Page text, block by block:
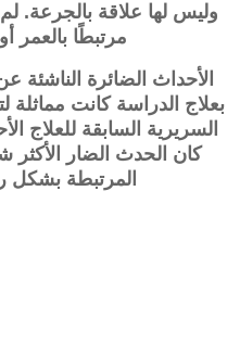
وليس لها علاقة بالجرعة.
مرتبطًا بالعمر
الأحداث الضائرة الناشئة
بعلاج الدراسة كانت
السريرية السابقة للعلاج
كان الحدث الضار الأكثر
المرتبطة بشكل